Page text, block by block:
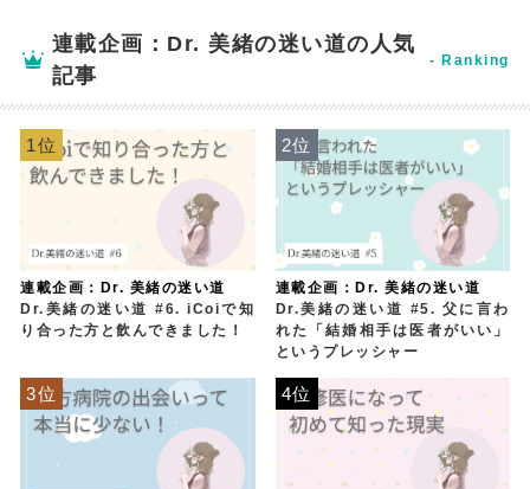
連載企画：Dr. 美緒の迷い道の人気
記事
連載企画：Dr. 美緒の迷い道
Dr.美緒の迷い道 #6. iCoiで知
り合った方と飲んできました！
1位
連載企画：Dr. 美緒の迷い道
Dr.美緒の迷い道 #5. 父に言わ
れた「結婚相手は医者がいい」
というプレッシャー
2位
3位 4位